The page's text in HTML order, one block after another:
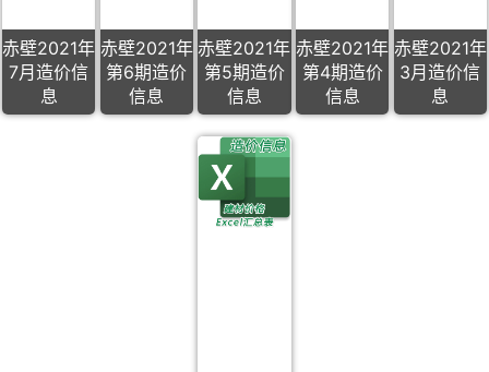
赤壁2021年
7月造价信
息
赤壁2021年
第6期造价
信息
赤壁2021年
第5期造价
信息
赤壁2021年
第4期造价
信息
赤壁2021年
3月造价信
息